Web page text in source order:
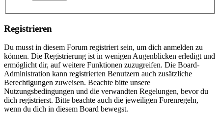
Registrieren
Du musst in diesem Forum registriert sein, um dich anmelden zu
können. Die Registrierung ist in wenigen Augenblicken erledigt und
ermöglicht dir, auf weitere Funktionen zuzugreifen. Die Board-
Administration kann registrierten Benutzern auch zusätzliche
Berechtigungen zuweisen. Beachte bitte unsere
Nutzungsbedingungen und die verwandten Regelungen, bevor du
dich registrierst. Bitte beachte auch die jeweiligen Forenregeln,
wenn du dich in diesem Board bewegst.